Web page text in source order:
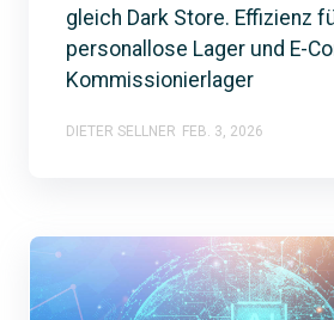
gleich Dark Store. Effizienz
personallose Lager und E-
Kommissionierlager
DIETER SELLNER FEB. 3, 2026